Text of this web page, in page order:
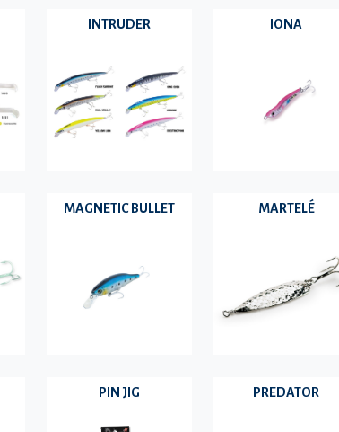
INTRUDER IONA
MAGNETIC BULLET MARTELÉ
PIN JIG PREDATOR